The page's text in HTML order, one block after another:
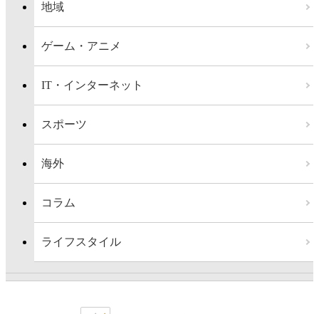
地域
ゲーム・アニメ
IT・インターネット
スポーツ
海外
コラム
ライフスタイル